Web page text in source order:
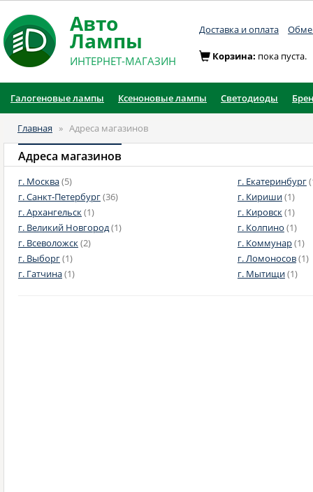
Авто
Лампы
ИНТЕРНЕТ-МАГАЗИН
Доставка и оплата
Корзина: пока пуста.
Галогеновые лампы Ксеноновые лампы Светодиоды
Главная » Адреса магазинов
Адреса магазинов
г. Москва(5)
г. Санкт-Петербург(36)
г. Архангельск(1)
г. Великий Новгород(1)
г. Всеволожск(2)
г. Выборг(1)
г. Гатчина(1)
г. Екатеринбург
г. Кириши(1)
г. Кировск(1)
г. Колпино (1)
г. Коммунар(1)
г. Ломоносов(1)
г. Мытищи(1)